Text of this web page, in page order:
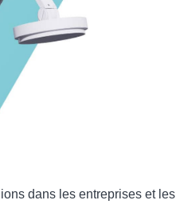
dans les entreprises et les